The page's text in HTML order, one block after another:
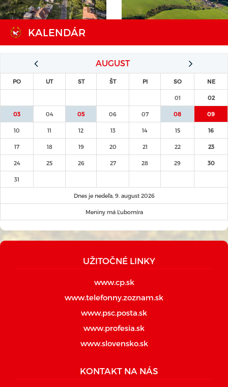
KALENDÁR
AUGUST
PO UT ST ŠT PI SO NE
01 02
03 04 05 06 07 08 09
10 11 12 13 14 15 16
17 18 19 20 21 22 23
24 25 26 27 28 29 30
31
Dnes je nedeľa, 9. august 2026
Meniny má Ľubomíra
UŽITOČNÉ LINKY
www.cp.sk
www.telefonny.zoznam.sk
www.psc.posta.sk
www.profesia.sk
www.slovensko.sk
KONTAKT NA NÁS